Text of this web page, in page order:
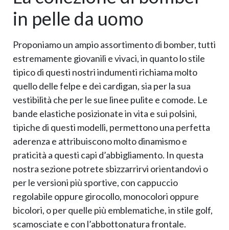
in pelle da uomo
Proponiamo un ampio assortimento di bomber, tutti
estremamente giovanili e vivaci, in quanto lo stile
tipico di questi nostri indumenti richiama molto
quello delle felpe e dei cardigan, sia per la sua
vestibilità che per le sue linee pulite e comode. Le
bande elastiche posizionate in vita e sui polsini,
tipiche di questi modelli, permettono una perfetta
aderenza e attribuiscono molto dinamismo e
praticità a questi capi d’abbigliamento. In questa
nostra sezione potrete sbizzarrirvi orientandovi o
per le versioni più sportive, con cappuccio
regolabile oppure girocollo, monocolori oppure
bicolori, o per quelle più emblematiche, in stile golf,
scamosciate e con l’abbottonatura frontale.